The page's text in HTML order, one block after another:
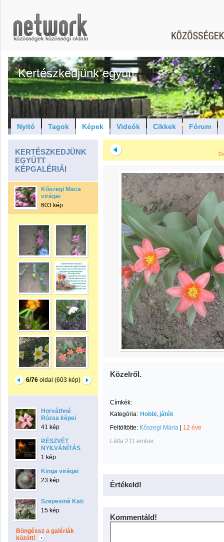
Kertészkedjünk együtt
Nyitó Tagok Képek Videók Cikkek Fórum
KERTÉSZKEDJÜNK
EGYÜTT
KÉPGALÉRIÁI
Kőszegi Maca
virágai
603 kép
6/76oldal (603 kép)
Horváthné
Rózsa képei
41 kép
RÉSZVÉT
NYILVÁNÍTÁS
1 kép
Kinga virágai
23 kép
Szepesiné Kati
15 kép
Böngéssz a galériák
között!
Közelről.
Címkék:
Kategória: Hobbi, játék
Feltöltötte: Kőszegi Mária
12 éve
Látta 211 ember.
Értékeld!
Kommentáld!